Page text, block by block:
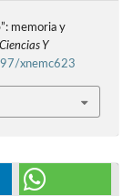
memoria y
Y
xnemc623